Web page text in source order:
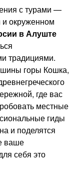
с турами —
и окруженном
в Алуште
традициями.
горы Кошка,
где вас
местные
гиды
и поделятся
ваше
себя это